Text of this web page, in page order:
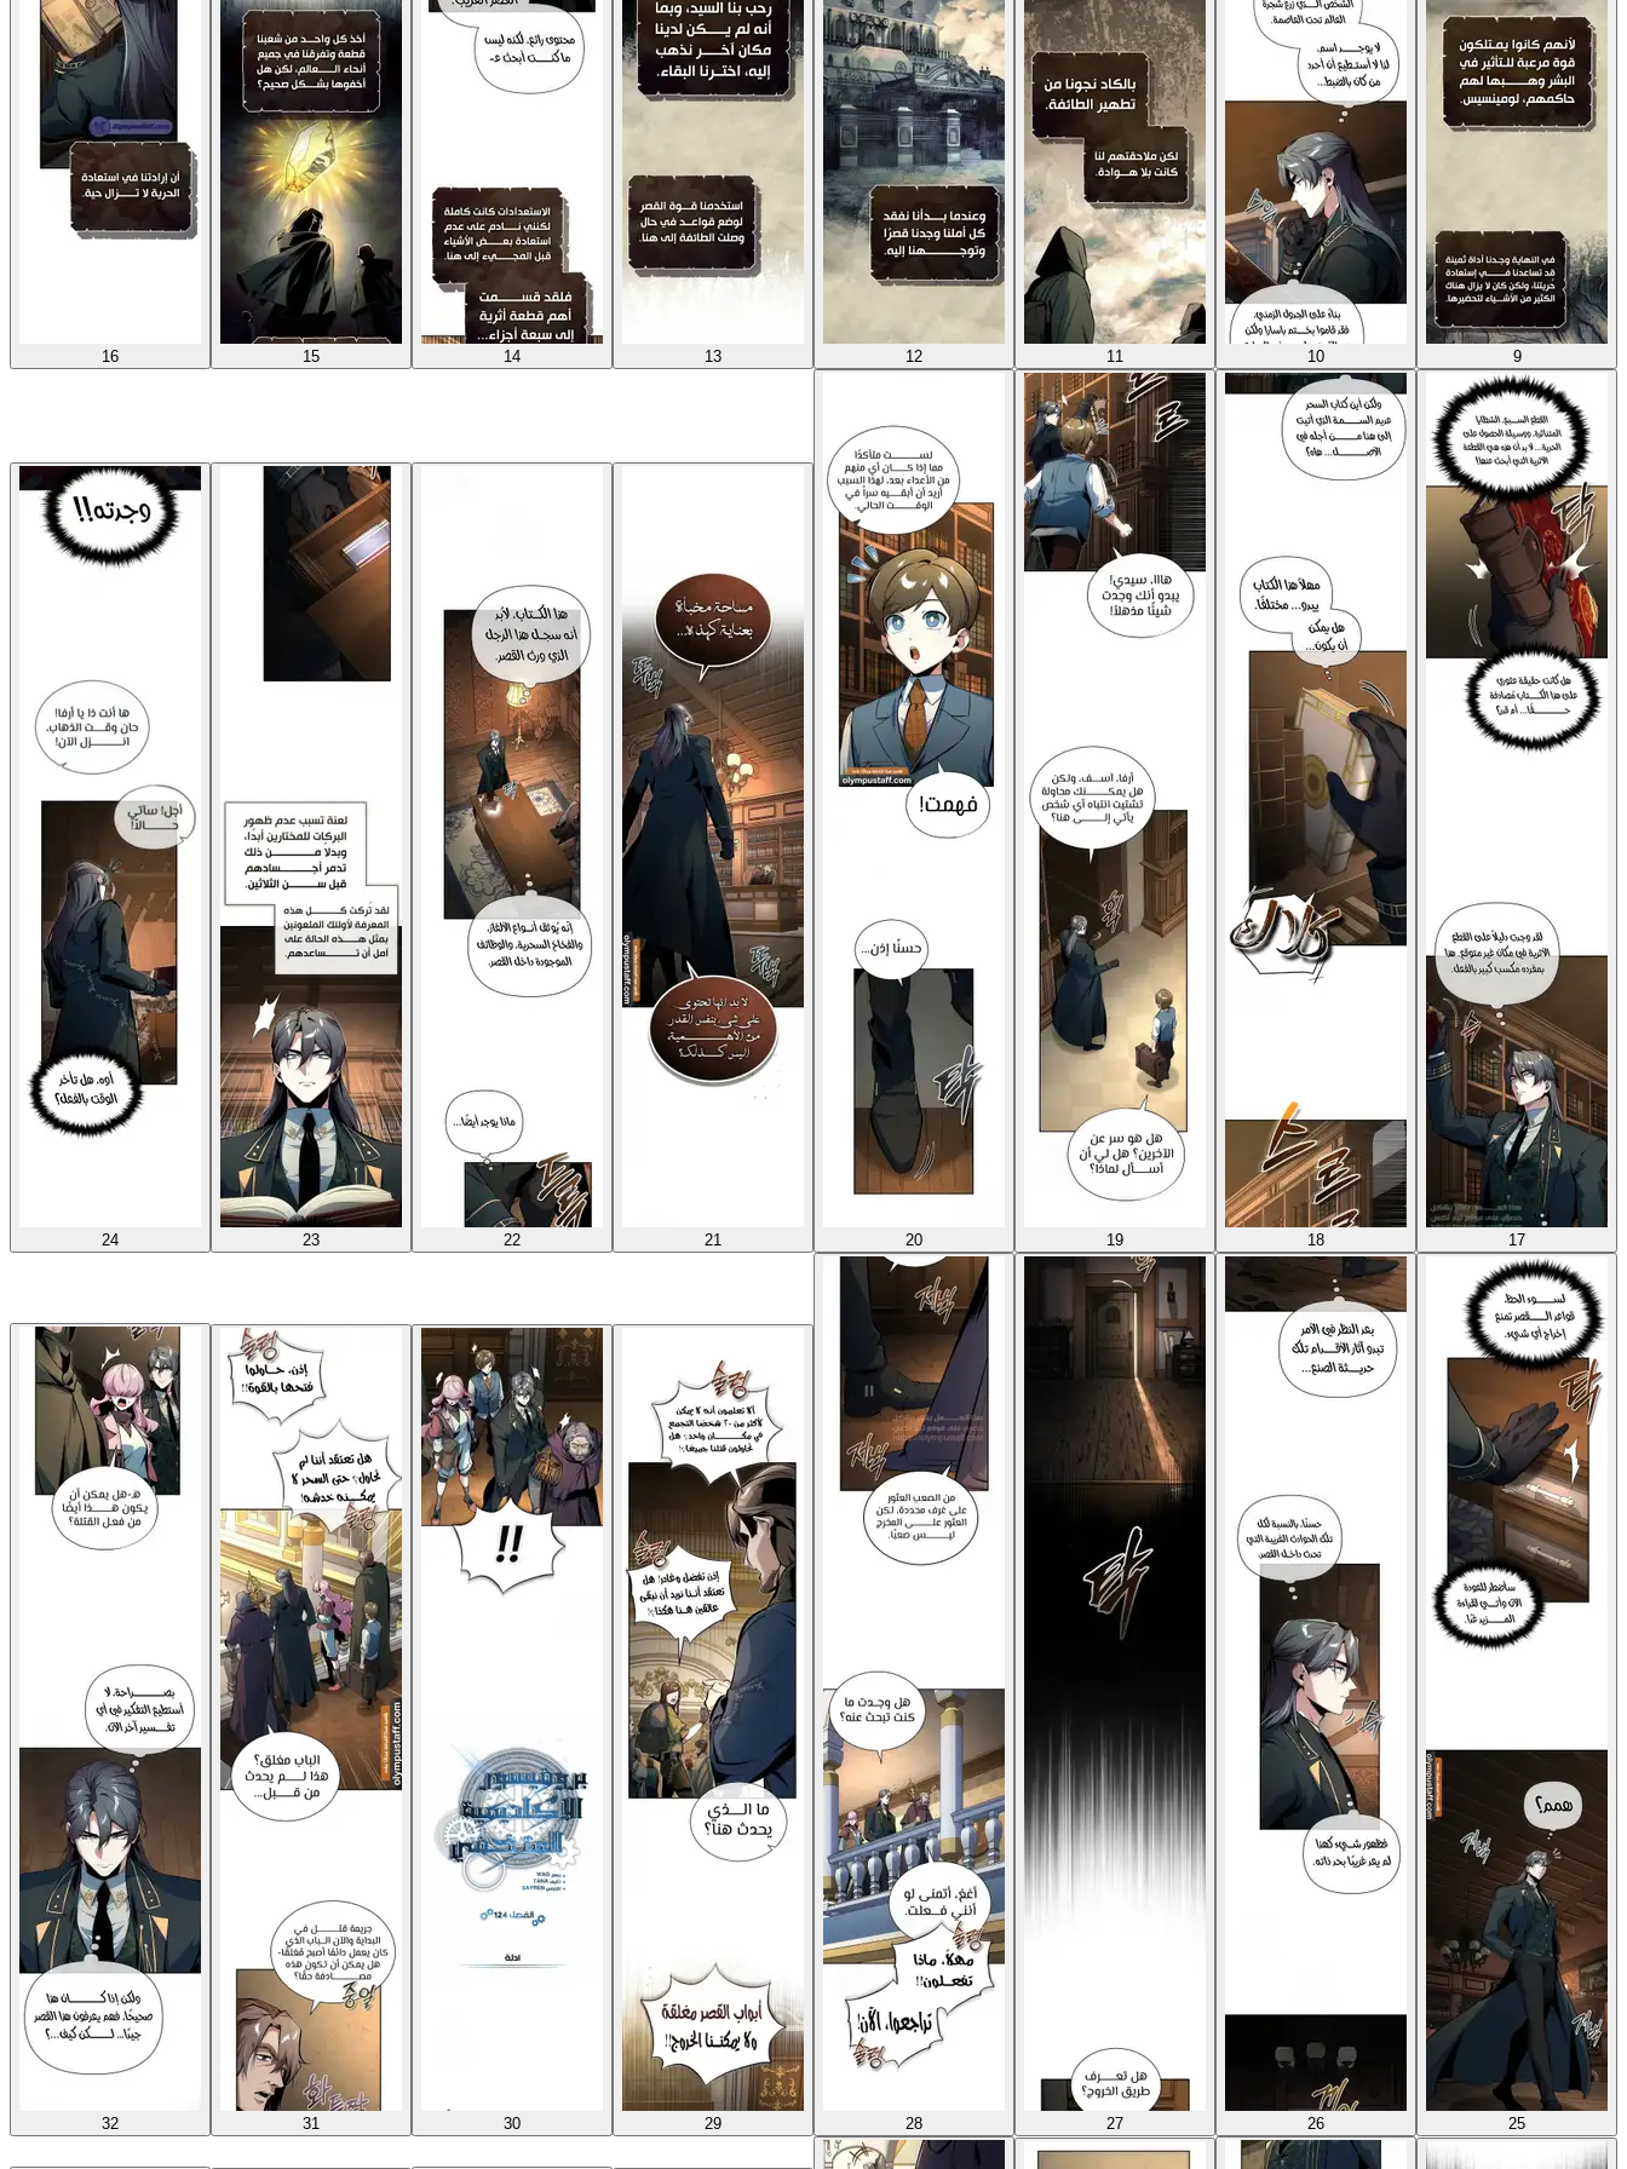
9
10
11
12
13
14
15
16
17
18
19
20
21
22
23
24
25
26
27
28
29
30
31
32